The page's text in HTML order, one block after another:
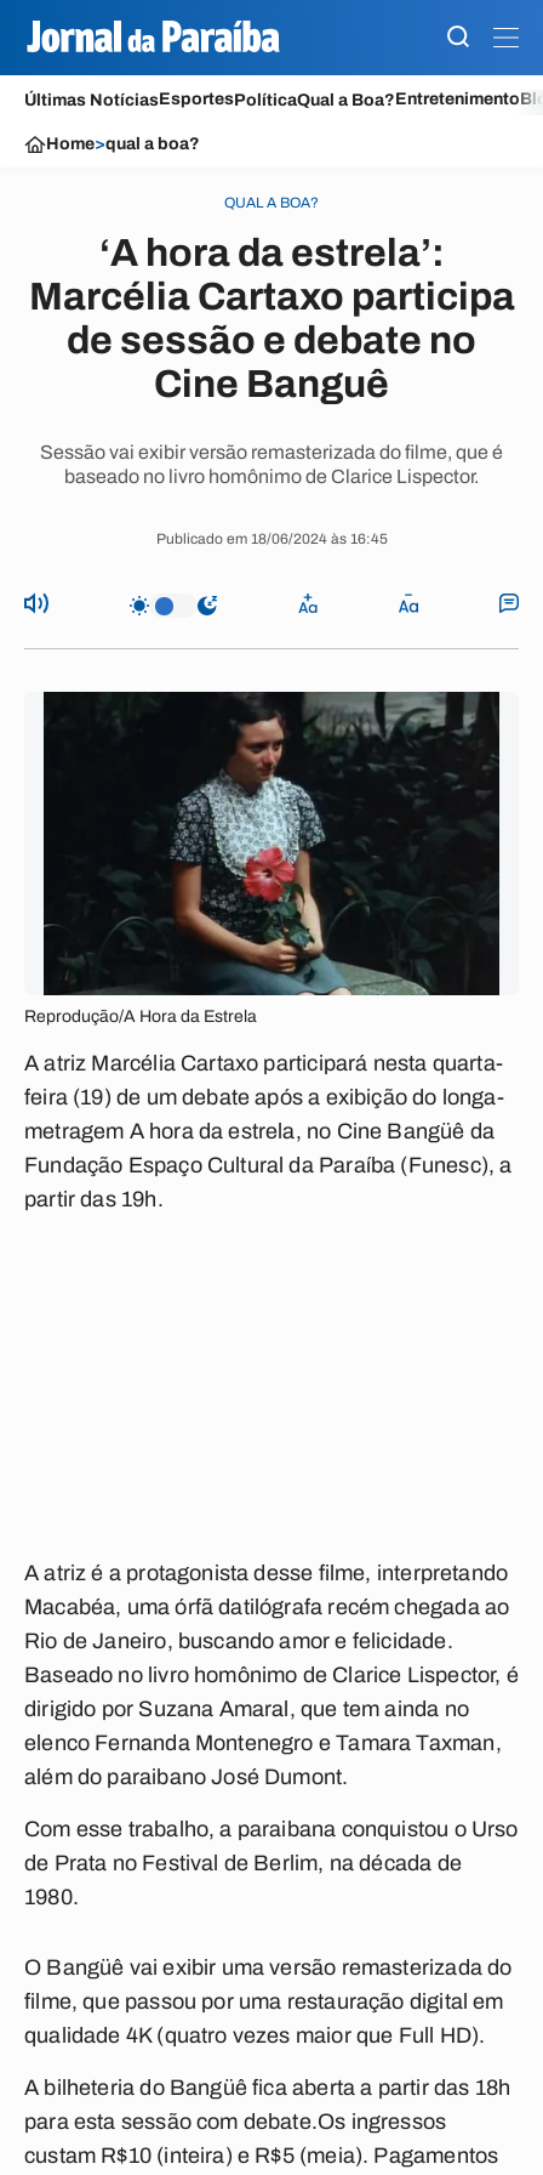
Últimas NotíciasEsportesPolíticaQual a Boa?Entretenimento
Home>qual a boa?
QUAL A BOA?
‘A hora da estrela’:
Marcélia Cartaxo participa
de sessão e debate no
Cine Banguê
Sessão vai exibir versão remasterizada do filme, que é
baseado no livro homônimo de Clarice Lispector.
Publicado em 18/06/2024 às 16:45
Reprodução/A Hora da Estrela
A atriz Marcélia Cartaxo participará nesta quarta-
feira (19) de um debate após a exibição do longa-
metragem A hora da estrela, no Cine Bangüê da
Fundação Espaço Cultural da Paraíba (Funesc), a
partir das 19h.
A atriz é a protagonista desse filme, interpretando
Macabéa, uma órfã datilógrafa recém chegada ao
Rio de Janeiro, buscando amor e felicidade.
Baseado no livro homônimo de Clarice Lispector, é
dirigido por Suzana Amaral, que tem ainda no
elenco Fernanda Montenegro e Tamara Taxman,
além do paraibano José Dumont.
Com esse trabalho, a paraibana conquistou o Urso
de Prata no Festival de Berlim, na década de
1980.
O Bangüê vai exibir uma versão remasterizada do
filme, que passou por uma restauração digital em
qualidade 4K (quatro vezes maior que Full HD).
A bilheteria do Bangüê fica aberta a partir das 18h
para esta sessão com debate.Os ingressos
custam R$10 (inteira) e R$5 (meia). Pagamentos